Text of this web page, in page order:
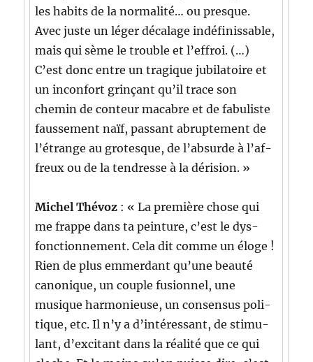
les habits de la nor­mal­ité… ou presque.
Avec juste un léger décalage indéfiniss­able,
mais qui sème le trou­ble et l’ef­froi. (…)
C’est donc entre un trag­ique jubi­la­toire et
un incon­fort grinçant qu’il trace son
chemin de con­teur macabre et de fab­u­liste
fausse­ment naïf, pas­sant abrupte­ment de
l’é­trange au grotesque, de l’ab­surde à l’af­
freux ou de la ten­dresse à la dérision. »
Michel Thévoz : « La pre­mière chose qui
me frappe dans ta pein­ture, c’est le dys­
fonc­tion­nement. Cela dit comme un éloge !
Rien de plus emmer­dant qu’une beauté
canon­ique, un cou­ple fusion­nel, une
musique har­monieuse, un con­sen­sus poli­
tique, etc. Il n’y a d’in­téres­sant, de stim­u­
lant, d’ex­ci­tant dans la réal­ité que ce qui